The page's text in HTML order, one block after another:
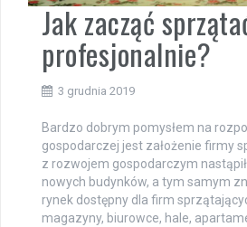
Jak zacząć
profesjonalnie?
3 grudnia 2019
Bardzo dobrym pomysłem na
gospodarczej jest założenie firmy
z rozwojem gospodarczym
nowych budynków, a tym samym
rynek dostępny dla firm
magazyny, biurowce, hale,